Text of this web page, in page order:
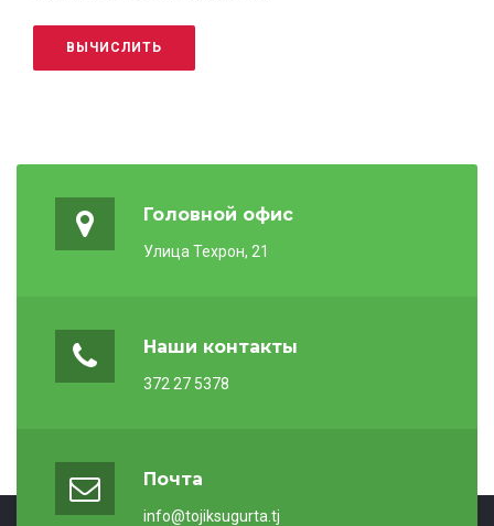
ВЫЧИСЛИТЬ
Головной офис
Улица Техрон, 21
Наши контакты
372 27 5378
Почта
info@tojiksugurta.tj